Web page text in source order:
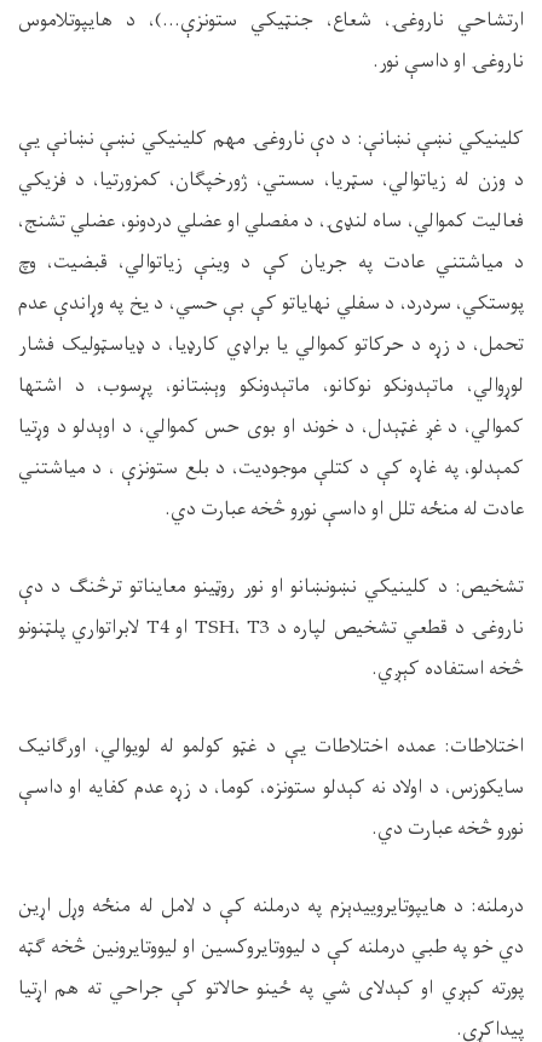
ارتشاحي ناروغۍ، شعاع، جنټیکي ستونزې...)، د هایپوتلاموس
ناروغۍ او داسې نور.
کلینیکي نښې نښانې: د دې ناروغۍ مهم کلینیکي نښې نښانې یې
د وزن له زیاتوالي، سټریا، سستي، ژورخپګان، کمزورتیا، د فزیکي
فعالیت کموالي، ساه لنډۍ، د مفصلي او عضلي دردونو، عضلي تشنج،
د میاشتني عادت په جریان کې د وینې زیاتوالي، قبضیت، وچ
پوستکي، سردرد، د سفلي نهایاتو کې بې حسي، د یخ په وړاندې عدم
تحمل، د زړه د حرکاتو کموالي یا براډي کارډیا، د ډیاسټولیک فشار
لوړوالي، ماتېدونکو نوکانو، ماتېدونکو وېښتانو، پړسوب، د اشتها
کموالي، د غږ غټېدل، د خوند او بوی حس کموالي، د اوېدلو د وړتیا
کمېدلو، په غاړه کې د کتلې موجودیت، د بلع ستونزې ، د میاشتني
عادت له منځه تلل او داسې نورو څخه عبارت دي.
تشخیص: د کلینیکي نښونښانو او نور روټینو معایناتو ترڅنګ د دې
ناروغۍ د قطعي تشخیص لپاره د
،T3 اوT4
لابراتواري پلټنونو
څخه استفاده کېږي.
اختلاطات: عمده اختلاطات یې د غټو کولمو له لویوالي، اورګانیک
سایکوزس، د اولاد نه کېدلو ستونزه، کوما، د زړه عدم کفایه او داسې
نورو څخه عبارت دي.
درملنه: د هایپوتایروییدېزم په درملنه کې د لامل له منځه وړل اړین
دي خو په طبي درملنه کې د لیووتایروکسین او لیووتایرونین څخه ګټه
پورته کېږي او کېدلای شي په ځینو حالاتو کې جراحي ته هم اړتیا
پیداکړي.